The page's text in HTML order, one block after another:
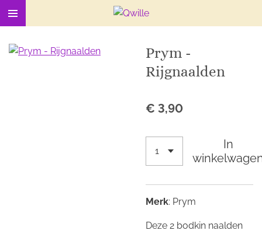
Ga
direct
naar
de
Prym -
Rijgnaalden
€ 3,90
In
Merk: Prym
Deze 2 bodkin naalden